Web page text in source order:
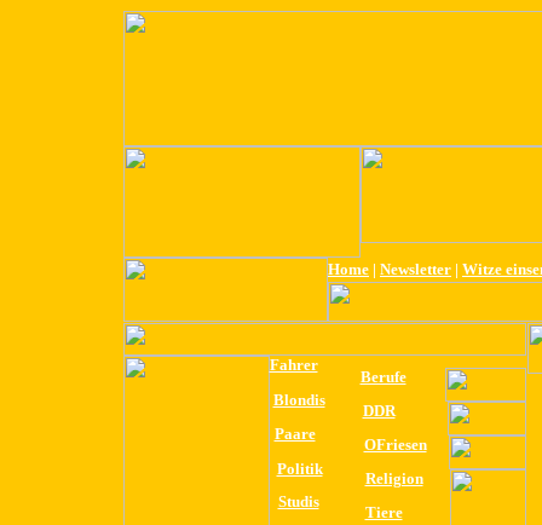
Home | Newsletter | Witze
Fahrer
Berufe
Blondis
DDR
Paare
OFriesen
Politik
Religion
Studis
Tiere